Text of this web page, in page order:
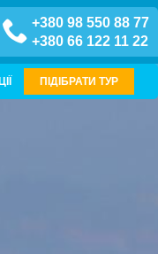
+380 98 550 88 77
+380 66 122 11 22
ПІДІБРАТИ ТУР